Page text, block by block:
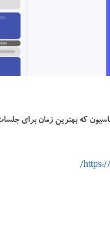
که بهترین زمان برای